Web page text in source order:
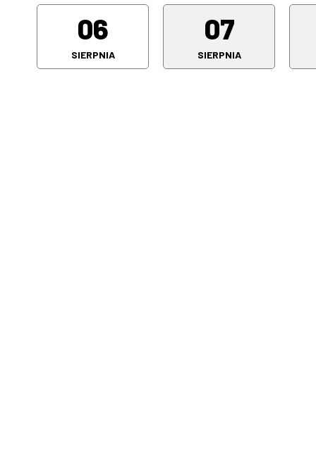
06
SIERPNIA
07
SIERPNIA